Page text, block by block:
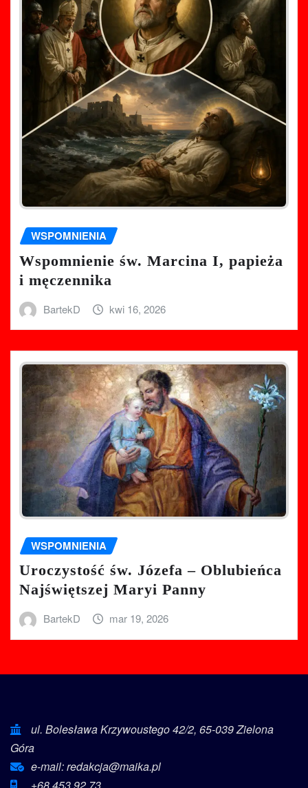
WSPOMNIENIA
Wspomnienie św. Marcina I, papieża
i męczennika
BartekD kwi 16, 2026
WSPOMNIENIA
Uroczystość św. Józefa – Oblubieńca
Najświętszej Maryi Panny
BartekD mar 19, 2026
ul. Bolesława Krzywoustego 42/2, 65-039 Zielona
Góra
e-mail: redakcja@maika.pl
+68 453 92 73